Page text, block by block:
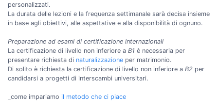
personalizzati.
La durata delle lezioni e la frequenza settimanale sarà decisa insieme
in base agli obiettivi, alle aspettative e alla disponibilità di ognuno.
Preparazione ad esami di certificazione internazionali
La certificazione di livello non inferiore a B1 è necessaria per
presentare richiesta di naturalizzazione per matrimonio.
Di solito è richiesta la certificazione di livello non inferiore a B2 per
candidarsi a progetti di interscambi universitari.
_come impariamo il metodo che ci piace